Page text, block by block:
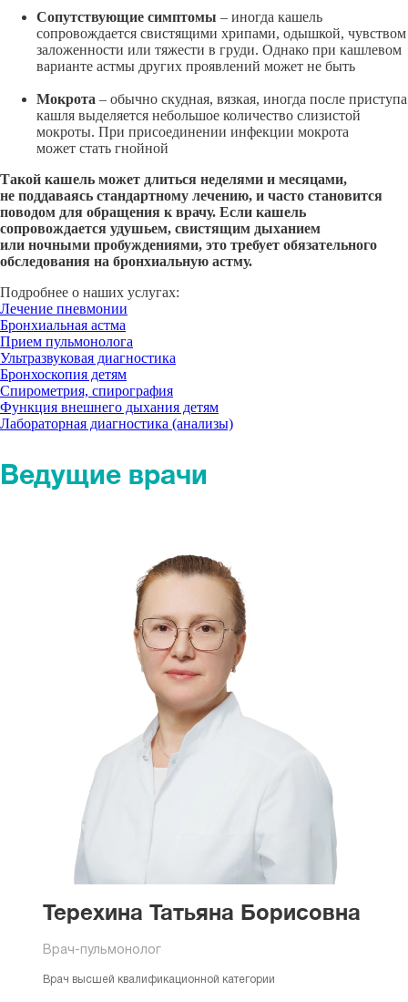
Сопутствующие симптомы – иногда кашель
сопровождается свистящими хрипами, одышкой, чувством
заложенности или тяжести в груди. Однако при кашлевом
варианте астмы других проявлений может не быть
Мокрота – обычно скудная, вязкая, иногда после приступа
кашля выделяется небольшое количество слизистой
мокроты. При присоединении инфекции мокрота
может стать гнойной
Такой кашель может длиться неделями и месяцами,
не поддаваясь стандартному лечению, и часто становится
поводом для обращения к врачу. Если кашель
сопровождается удушьем, свистящим дыханием
или ночными пробуждениями, это требует обязательного
обследования на бронхиальную астму.
Подробнее о наших услугах:
Лечение пневмонии
Бронхиальная астма
Прием пульмонолога
Ультразвуковая диагностика
Бронхоскопия детям
Спирометрия, спирография
Функция внешнего дыхания детям
Лабораторная диагностика (анализы)
Ведущие врачи
Терехина Татьяна Борисовна
Врач-пульмонолог
Врач высшей квалификационной категории